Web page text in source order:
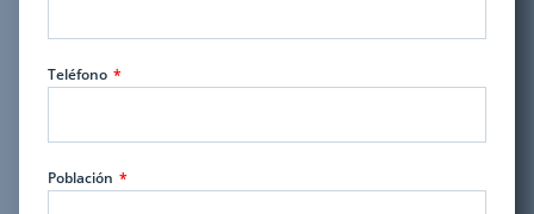
Teléfono
Población